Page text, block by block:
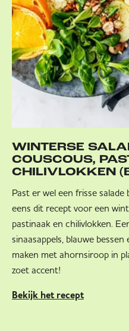
WINTERSE
COUSCOUS,
CHILIVLOKKEN
Past er wel een frisse
eens dit recept voor een
pastinaak en chilivlokken.
sinaasappels, blauwe
maken met ahornsiroop in
zoet accent!
Bekijk het recept